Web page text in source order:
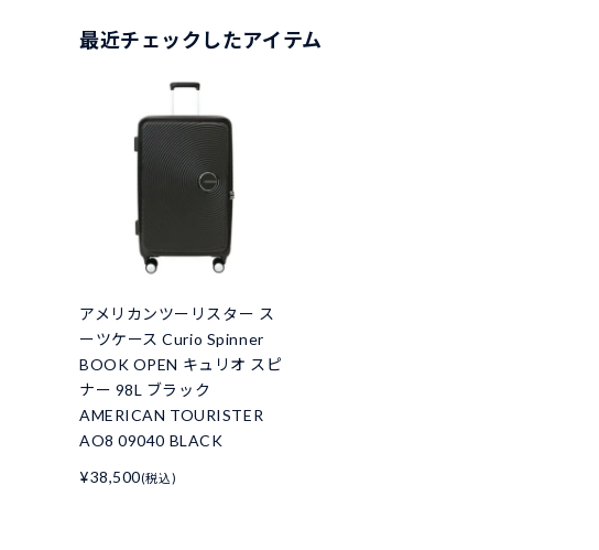
最近チェックしたアイテム
アメリカンツーリスター ス
ーツケース Curio Spinner
BOOK OPEN キュリオ スピ
ナー 98L ブラック
AMERICAN TOURISTER
AO8 09040 BLACK
¥38,500(税込)